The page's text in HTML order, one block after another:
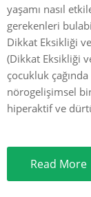
yaşamı nasıl
gerekenleri
Dikkat Eksikliği
(Dikkat Eksikliği
çocukluk
nörogelişimsel
hiperaktif ve
Read More